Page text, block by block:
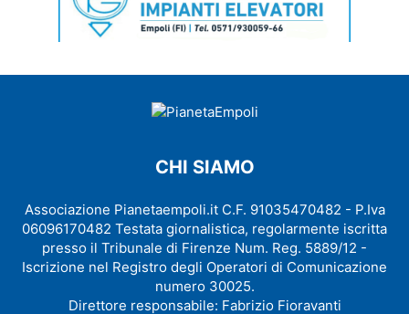
CHI SIAMO
Associazione Pianetaempoli.it C.F. 91035470482 - P.Iva
06096170482 Testata giornalistica, regolarmente iscritta
presso il Tribunale di Firenze Num. Reg. 5889/12 -
Iscrizione nel Registro degli Operatori di Comunicazione
numero 30025.
Direttore responsabile: Fabrizio Fioravanti